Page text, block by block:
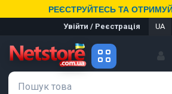
РЕЄСТРУЙТЕСЬ ТА
Увійти / Реєстрація UA